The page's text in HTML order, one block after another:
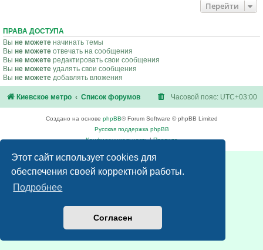
Этот сайт использует cookies для
обеспечения своей корректной работы.
Подробнее
Согласен
Перейти
ПРАВА ДОСТУПА
Вы не можете начинать темы
Вы не можете отвечать на сообщения
Вы не можете редактировать свои сообщения
Вы не можете удалять свои сообщения
Вы не можете добавлять вложения
Киевское метро Список форумов Часовой пояс: UTC+03:00
Создано на основе phpBB® Forum Software © phpBB Limited
Русская поддержка phpBB
Конфиденциальность|Правила